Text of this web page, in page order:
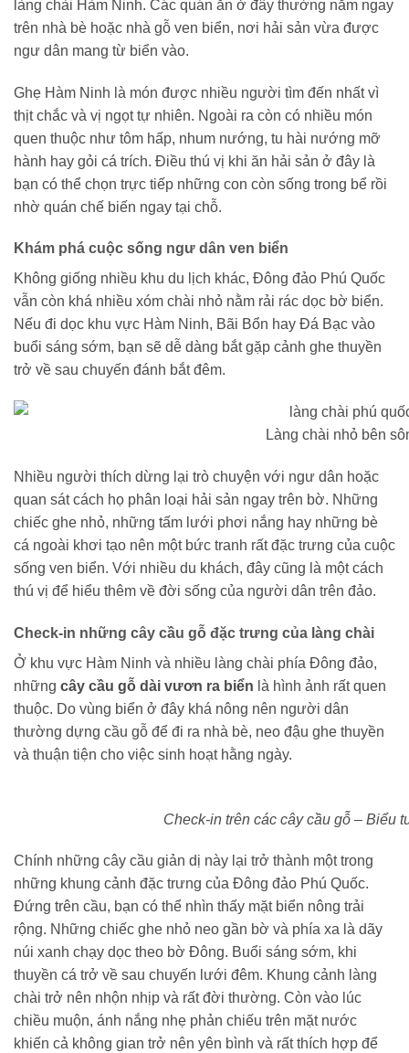
làng chài Hàm Ninh. Các quán ăn ở đây thường nằm ngay
trên nhà bè hoặc nhà gỗ ven biển, nơi hải sản vừa được
ngư dân mang từ biển vào.
Ghẹ Hàm Ninh là món được nhiều người tìm đến nhất vì
thịt chắc và vị ngọt tự nhiên. Ngoài ra còn có nhiều món
quen thuộc như tôm hấp, nhum nướng, tu hài nướng mỡ
hành hay gỏi cá trích. Điều thú vị khi ăn hải sản ở đây là
bạn có thể chọn trực tiếp những con còn sống trong bể rồi
nhờ quán chế biến ngay tại chỗ.
Khám phá cuộc sống ngư dân ven biển
Không giống nhiều khu du lịch khác, Đông đảo Phú Quốc
vẫn còn khá nhiều xóm chài nhỏ nằm rải rác dọc bờ biển.
Nếu đi dọc khu vực Hàm Ninh, Bãi Bổn hay Đá Bạc vào
buổi sáng sớm, bạn sẽ dễ dàng bắt gặp cảnh ghe thuyền
trở về sau chuyến đánh bắt đêm.
Làng chài nhỏ bên
Nhiều người thích dừng lại trò chuyện với ngư dân hoặc
quan sát cách họ phân loại hải sản ngay trên bờ. Những
chiếc ghe nhỏ, những tấm lưới phơi nắng hay những bè
cá ngoài khơi tạo nên một bức tranh rất đặc trưng của cuộc
sống ven biển. Với nhiều du khách, đây cũng là một cách
thú vị để hiểu thêm về đời sống của người dân trên đảo.
Check-in những cây cầu gỗ đặc trưng của làng chài
Ở khu vực Hàm Ninh và nhiều làng chài phía Đông đảo,
những cây cầu gỗ dài vươn ra biển là hình ảnh rất quen
thuộc. Do vùng biển ở đây khá nông nên người dân
thường dựng cầu gỗ để đi ra nhà bè, neo đậu ghe thuyền
và thuận tiện cho việc sinh hoạt hằng ngày.
Check-in trên các cây cầu gỗ – Biểu
Chính những cây cầu giản dị này lại trở thành một trong
những khung cảnh đặc trưng của Đông đảo Phú Quốc.
Đứng trên cầu, bạn có thể nhìn thấy mặt biển nông trải
rộng. Những chiếc ghe nhỏ neo gần bờ và phía xa là dãy
núi xanh chạy dọc theo bờ Đông. Buổi sáng sớm, khi
thuyền cá trở về sau chuyến lưới đêm. Khung cảnh làng
chài trở nên nhộn nhịp và rất đời thường. Còn vào lúc
chiều muộn, ánh nắng nhẹ phản chiếu trên mặt nước
khiến cả không gian trở nên yên bình và rất thích hợp để